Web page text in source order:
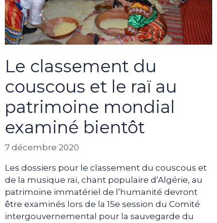
Le classement du
couscous et le raï au
patrimoine mondial
examiné bientôt
7 décembre 2020
Les dossiers pour le classement du couscous et
de la musique raï, chant populaire d’Algérie, au
patrimoine immatériel de l’humanité devront
être examinés lors de la 15e session du Comité
intergouvernemental pour la sauvegarde du